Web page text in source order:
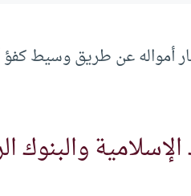
أمواله عن طريق وسيط كفؤ
والبنوك